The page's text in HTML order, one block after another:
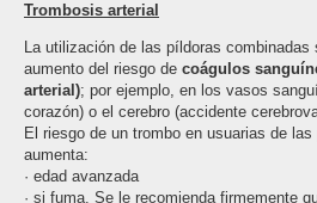
Trombosis arterial
La utilización de las píldoras combinadas
aumento del riesgo de coágulos
arterial); por ejemplo, en los vasos
corazón) o el cerebro (accidente
El riesgo de un trombo en usuarias de
aumenta:
· edad avanzada
· si fuma. Se le recomienda firmemente